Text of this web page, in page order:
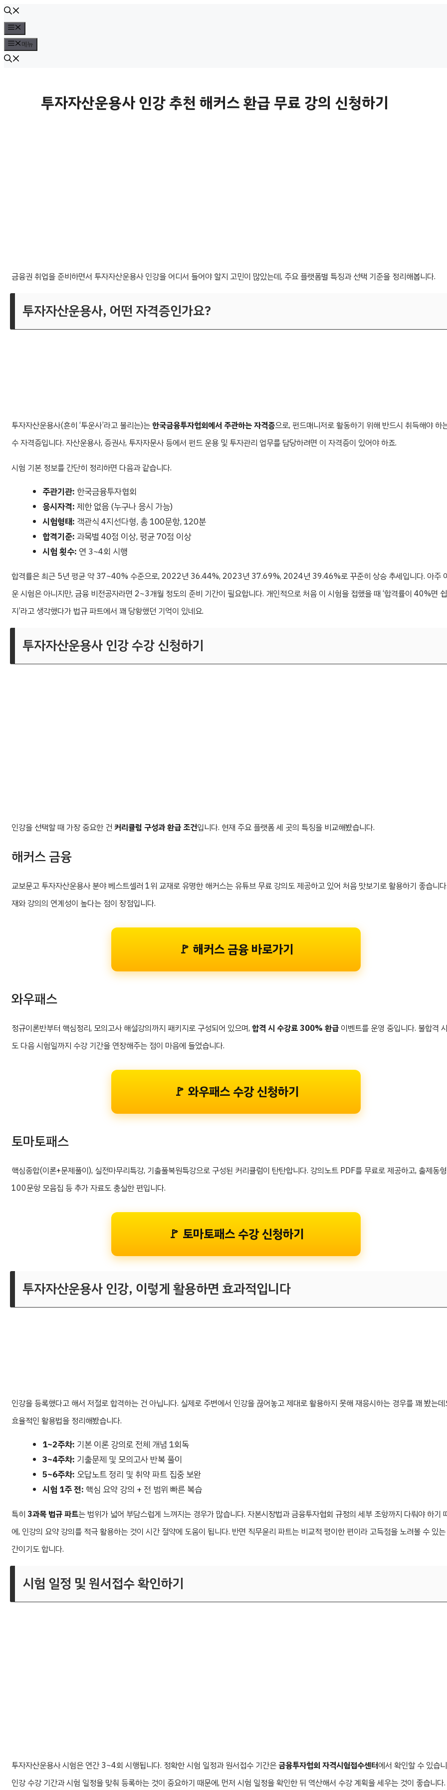
컨
텐
츠
로
뉴
메뉴
투자자산운용사 인강 추천 해커스 환급 무료 강의 신청하기
금융권 취업을 준비하면서 투자자산운용사 인강을 어디서 들어야 할지 고민이 많았는데, 주요 플랫폼별 특징과 선택 기준을 정리해봅니다.
투자자산운용사, 어떤 자격증인가요?
투자자산운용사(흔히 ‘투운사’라고 불리는)는한국금융투자협회에서 주관하는 자격증으로, 펀드매니저로 활동하기 위해 반드시 취득해야 하
수 자격증입니다. 자산운용사, 증권사, 투자자문사 등에서 펀드 운용 및 투자관리 업무를 담당하려면 이 자격증이 있어야 하죠.
시험 기본 정보를 간단히 정리하면 다음과 같습니다.
주관기관: 한국금융투자협회
응시자격: 제한 없음 (누구나 응시 가능)
시험형태: 객관식 4지선다형, 총 100문항, 120분
합격기준: 과목별 40점 이상, 평균 70점 이상
시험 횟수: 연 3~4회 시행
합격률은 최근 5년 평균 약 37~40% 수준으로, 2022년 36.44%, 2023년 37.69%, 2024년 39.46%로 꾸준히 상승 추세입니다. 아주
운 시험은 아니지만, 금융 비전공자라면 2~3개월 정도의 준비 기간이 필요합니다. 개인적으로 처음 이 시험을 접했을 때 ‘합격률이 40%면
지’라고 생각했다가 법규 파트에서 꽤 당황했던 기억이 있네요.
투자자산운용사 인강 수강 신청하기
인강을 선택할 때 가장 중요한 건 커리큘럼 구성과 환급 조건입니다. 현재 주요 플랫폼 세 곳의 특징을 비교해봤습니다.
해커스 금융
교보문고 투자자산운용사 분야 베스트셀러 1위 교재로 유명한 해커스는 유튜브 무료 강의도 제공하고 있어 처음 맛보기로 활용하기 좋습니
재와 강의의 연계성이 높다는 점이 장점입니다.
🚩 해커스 금융 바로가기
와우패스
정규이론반부터 핵심정리, 모의고사 해설강의까지 패키지로 구성되어 있으며, 합격 시 수강료 300% 환급 이벤트를 운영 중입니다. 불합격
도 다음 시험일까지 수강 기간을 연장해주는 점이 마음에 들었습니다.
🚩 와우패스 수강 신청하기
토마토패스
핵심종합(이론+문제풀이), 실전마무리특강, 기출풀복원특강으로 구성된 커리큘럼이 탄탄합니다. 강의노트 PDF를 무료로 제공하고, 출제동형
100문항 모음집 등 추가 자료도 충실한 편입니다.
🚩 토마토패스 수강 신청하기
투자자산운용사 인강, 이렇게 활용하면 효과적입니다
인강을 등록했다고 해서 저절로 합격하는 건 아닙니다. 실제로 주변에서 인강을 끊어놓고 제대로 활용하지 못해 재응시하는 경우를 꽤 봤는데
효율적인 활용법을 정리해봤습니다.
1~2주차: 기본 이론 강의로 전체 개념 1회독
3~4주차: 기출문제 및 모의고사 반복 풀이
5~6주차: 오답노트 정리 및 취약 파트 집중 보완
시험 1주 전: 핵심 요약 강의 + 전 범위 빠른 복습
특히 3과목 법규 파트는 범위가 넓어 부담스럽게 느껴지는 경우가 많습니다. 자본시장법과 금융투자협회 규정의 세부 조항까지 다뤄야 하기
에, 인강의 요약 강의를 적극 활용하는 것이 시간 절약에 도움이 됩니다. 반면 직무윤리 파트는 비교적 평이한 편이라 고득점을 노려볼 수 있
간이기도 합니다.
시험 일정 및 원서접수 확인하기
투자자산운용사 시험은 연간 3~4회 시행됩니다. 정확한 시험 일정과 원서접수 기간은금융투자협회 자격시험접수센터에서 확인할 수 있습
인강 수강 기간과 시험 일정을 맞춰 등록하는 것이 중요하기 때문에, 먼저 시험 일정을 확인한 뒤 역산해서 수강 계획을 세우는 것이 좋습니다.